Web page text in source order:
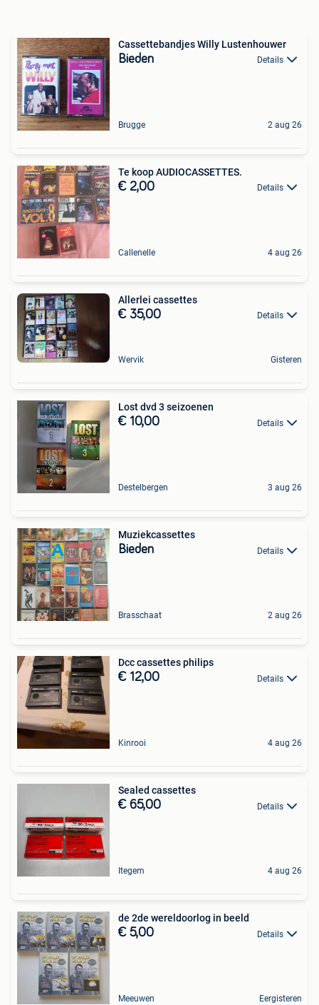
Cassettebandjes Willy Lustenhouwer
Bieden Details
Brugge 2 aug 26
Te koop AUDIOCASSETTES.
€ 2,00 Details
Callenelle 4 aug 26
Allerlei cassettes
€ 35,00 Details
Wervik Gisteren
Lost dvd 3 seizoenen
€ 10,00 Details
Destelbergen 3 aug 26
Muziekcassettes
Bieden Details
Brasschaat 2 aug 26
Dcc cassettes philips
€ 12,00 Details
Kinrooi 4 aug 26
Sealed cassettes
€ 65,00 Details
Itegem 4 aug 26
de 2de wereldoorlog in beeld
€ 5,00 Details
Meeuwen Eergisteren